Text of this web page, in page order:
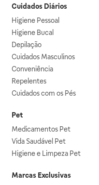
Cuidados Diários
Higiene Pessoal
Higiene Bucal
Depilação
Cuidados Masculinos
Conveniência
Repelentes
Cuidados com os Pés
Pet
Medicamentos Pet
Vida Saudável Pet
Higiene e Limpeza Pet
Marcas Exclusivas